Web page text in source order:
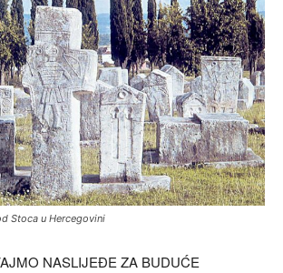
Stoca u Hercegovini
NASLIJEĐE ZA BUDUĆE